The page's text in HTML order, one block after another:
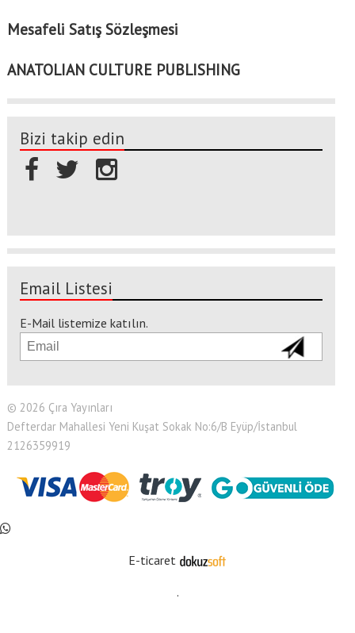
Mesafeli Satış Sözleşmesi
ANATOLIAN CULTURE PUBLISHING
Bizi takip edin
Email Listesi
E-Mail listemize katılın.
© 2026 Çıra Yayınları
Defterdar Mahallesi Yeni Kuşat Sokak No:6/B Eyüp/İstanbul
2126359919
E-ticaret
.